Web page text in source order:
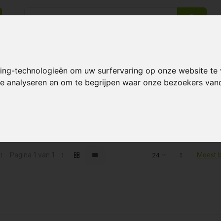
technologieën om uw surfervaring op onze website
en om te begrijpen waar onze bezoekers
14 Dagen retourrecht Beste klantenservice
Meest